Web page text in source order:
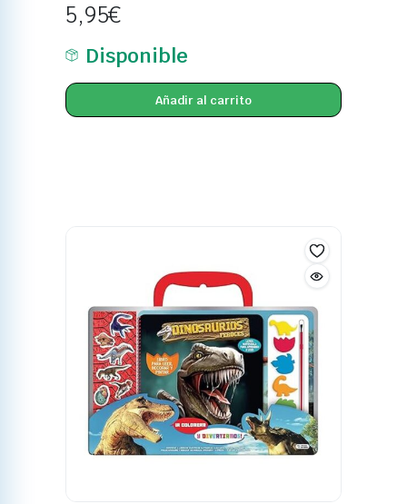
5,95€
Disponible
Añadir al carrito